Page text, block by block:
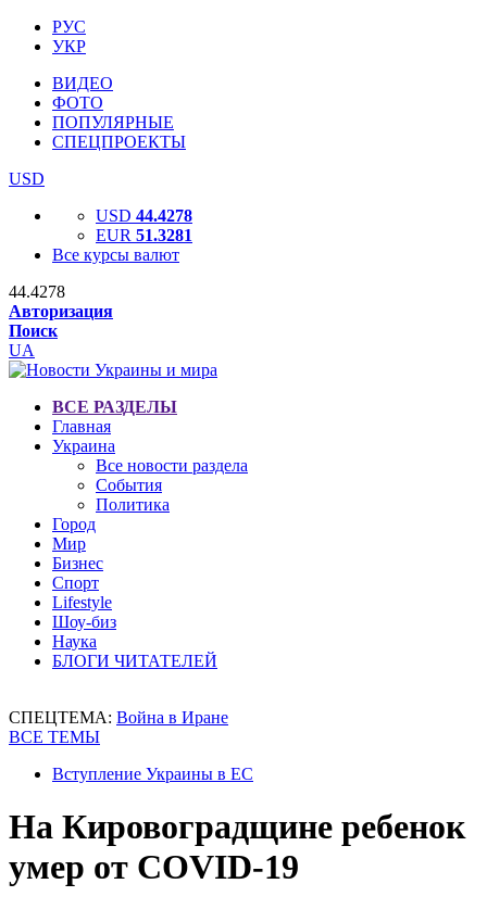
РУС
УКР
ВИДЕО
ФОТО
ПОПУЛЯРНЫЕ
СПЕЦПРОЕКТЫ
USD
USD 44.4278
EUR 51.3281
Все курсы валют
44.4278
Авторизация
Поиск
UA
ВСЕ РАЗДЕЛЫ
Главная
Украина
Все новости раздела
События
Политика
Город
Мир
Бизнес
Спорт
Lifestyle
Шоу-биз
Наука
БЛОГИ ЧИТАТЕЛЕЙ
СПЕЦТЕМА: Война в Иране
ВСЕ ТЕМЫ
Вступление Украины в ЕС
На Кировоградщине ребенок
умер от COVID-19